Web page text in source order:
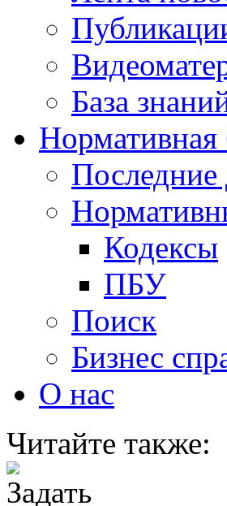
База
Нормативная
Кодексы
ПБУ
Поиск
Бизнес
О нас
Читайте также: